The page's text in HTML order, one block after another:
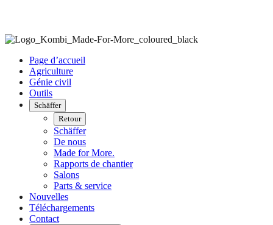
Page d’accueil
Agriculture
Génie civil
Outils
Schäffer
Retour
Schäffer
De nous
Made for More.
Rapports de chantier
Salons
Parts & service
Nouvelles
Téléchargements
Contact